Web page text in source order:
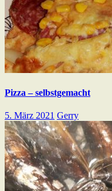
Pizza – selbstgemacht
5. März 2021 Gerry